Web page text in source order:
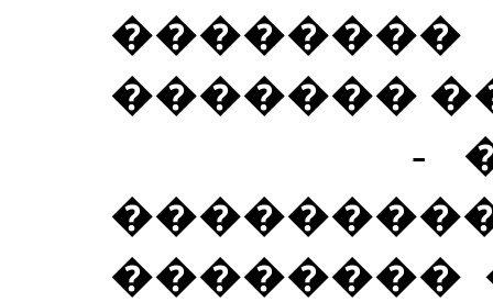
�������
- ��
��������